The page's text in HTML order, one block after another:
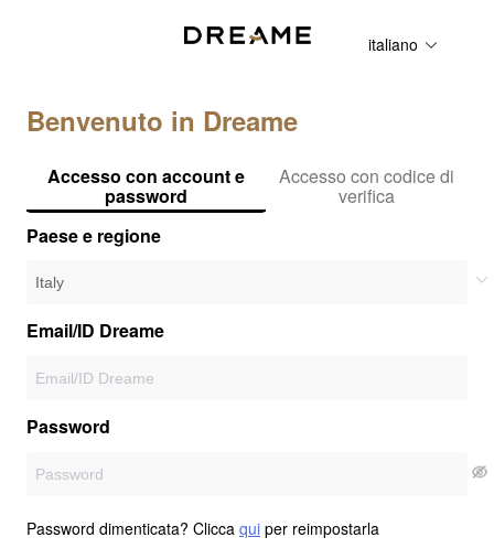
italiano
Benvenuto in Dreame
Accesso con account e
password
Accesso con codice di
verifica
Paese e regione
Email/ID Dreame
Password
Password dimenticata? Clicca qui per reimpostarla